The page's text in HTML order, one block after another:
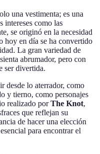
una vestimenta; es una
intereses como las
se originó en la necesidad
hoy en día se ha convertido
La gran variedad de
abrumador, pero con
ser divertida.
desde lo aterrador, como
y tierno, como personajes
realizado porThe Knot,
que reflejan su
de hacer una elección
para encontrar el